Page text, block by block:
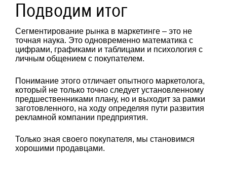
Подводим итог
Сегментирование рынка в маркетинге – это не
точная наука. Это одновременно математика с
цифрами, графиками и таблицами и психология с
личным общением с покупателем.
Понимание этого отличает опытного маркетолога,
который не только точно следует установленному
предшественниками плану, но и выходит за рамки
заготовленного, на ходу определяя пути развития
рекламной компании предприятия.
Только зная своего покупателя, мы становимся
хорошими продавцами.